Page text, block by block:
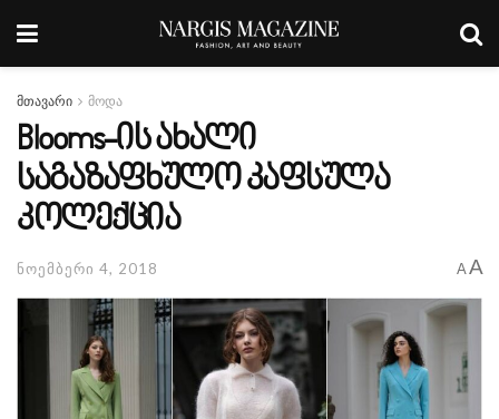
მთავარი მოდა
Blooms-ის ახალი
საგაზაფხულო კაფსულა
კოლექცია
ნოემბერი 4, 2018 A A